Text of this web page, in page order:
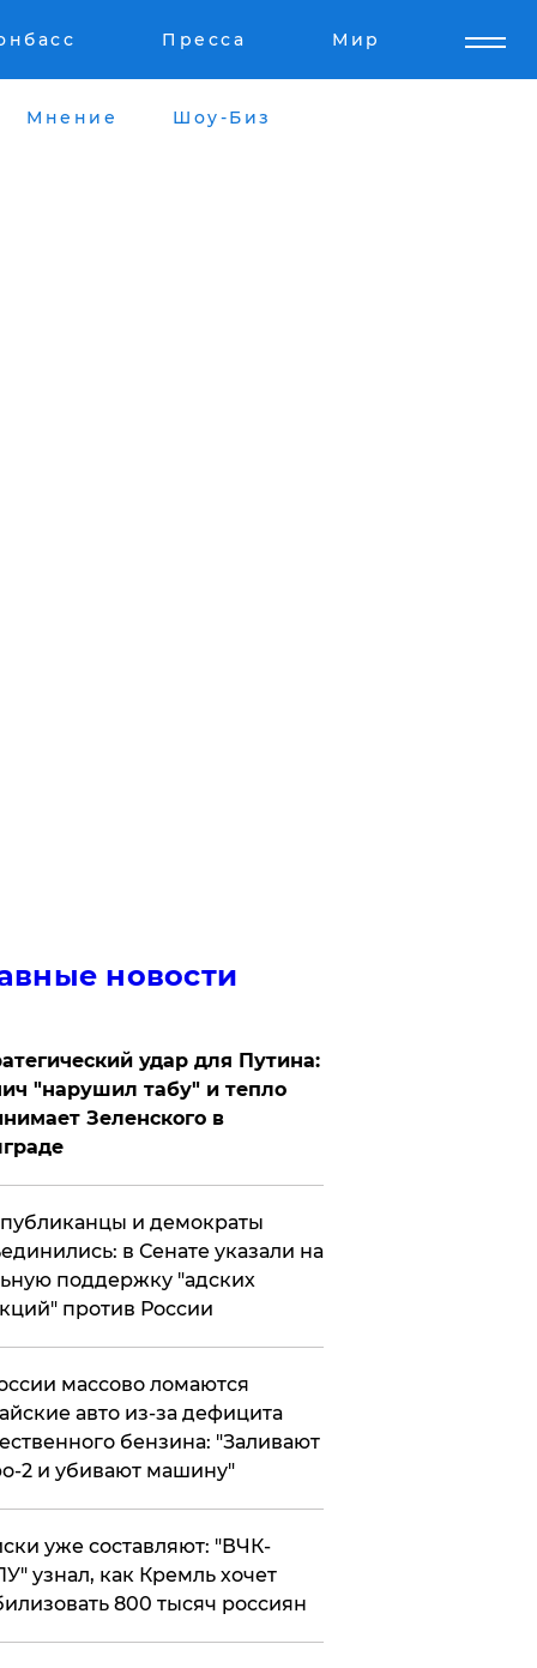
Пресса Мир
Мнение Шоу-Биз
новости
удар для Путина:
"нарушил табу" и тепло
Зеленского в
и демократы
в Сенате указали на
поддержку "адских
против России
массово ломаются
авто из-за дефицита
бензина: "Заливают
2 и убивают машину"
уже составляют: "ВЧК-
узнал, как Кремль хочет
800 тысяч россиян